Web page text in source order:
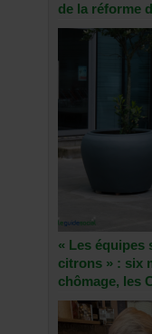
de la réforme
« Les équipes
citrons » : six
chômage, les